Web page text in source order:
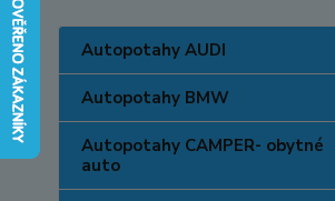
Autopotahy AUDI
Autopotahy BMW
Autopotahy CAMPER- obytné
auto